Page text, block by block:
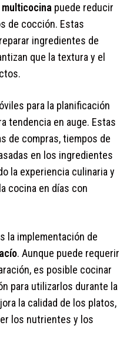
multicocina puede reducir
de cocción. Estas
ingredientes de
que la textura y el
para la planificación
tendencia en auge. Estas
de compras, tiempos de
en los ingredientes
la experiencia culinaria y
cocina en días con
la implementación de
. Aunque puede requerir
es posible cocinar
para utilizarlos durante la
la calidad de los platos,
los nutrientes y los